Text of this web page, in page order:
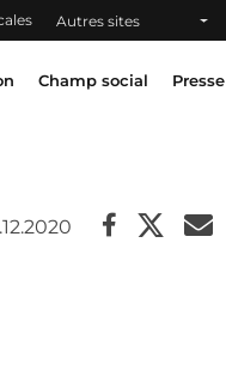
Autres sites
Champ social Presse